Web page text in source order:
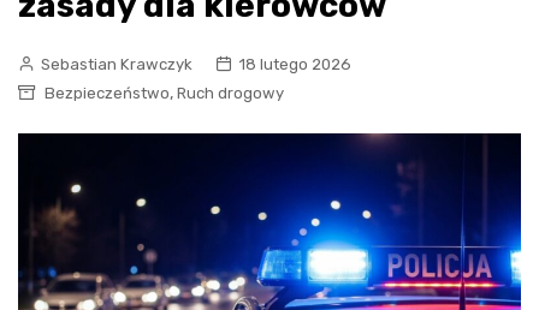
Sebastian Krawczyk
18 lutego 2026
Bezpieczeństwo, Ruch drogowy